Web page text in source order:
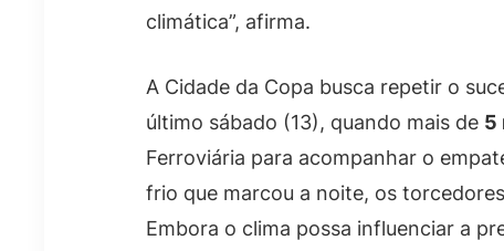
climática”, afirma.
A Cidade da Copa busca repetir o
último sábado (13), quando mais de 5
Ferroviária para acompanhar o
frio que marcou a noite, os
Embora o clima possa influenciar a